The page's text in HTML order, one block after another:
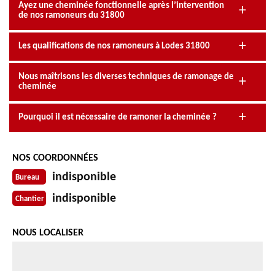
Ayez une cheminée fonctionnelle après l’intervention
de nos ramoneurs du 31800
Les qualifications de nos ramoneurs à Lodes 31800
Nous maîtrisons les diverses techniques de ramonage de
cheminée
Pourquoi il est nécessaire de ramoner la cheminée ?
NOS COORDONNÉES
Bureau indisponible
Chantier indisponible
NOUS LOCALISER